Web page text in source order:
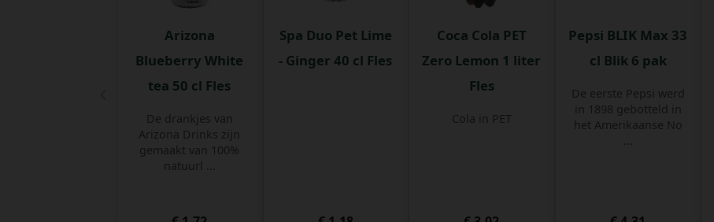
Arizona
Blueberry White
tea 50 cl Fles
De drankjes van
Arizona Drinks zijn
gemaakt van 100%
natuurl ...
Spa Duo Pet Lime
- Ginger 40 cl Fles
Coca Cola PET
Zero Lemon 1 liter
Fles
Cola in PET
Pepsi BLIK Max 33
cl Blik 6 pak
De eerste Pepsi werd
in 1898 gebotteld in
het Amerikaanse No